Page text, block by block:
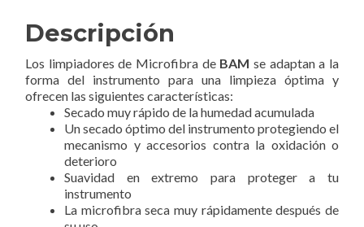
Descripción
Los limpiadores de Microfibra de BAM se adaptan a la
forma del instrumento para una limpieza óptima y
ofrecen las siguientes características:
Secado muy rápido de la humedad acumulada
Un secado óptimo del instrumento protegiendo el
mecanismo y accesorios contra la oxidación o
deterioro
Suavidad en extremo para proteger a tu
instrumento
La microfibra seca muy rápidamente después de